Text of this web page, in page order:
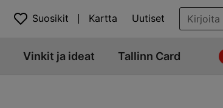
Suosikit Kartta Uutiset
Vinkit ja ideat Tallinn Card